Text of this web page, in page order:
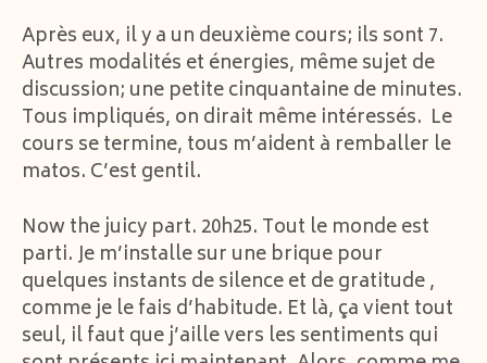
Après eux, il y a un deuxième cours; ils sont 7.
Autres modalités et énergies, même sujet de
discussion; une petite cinquantaine de minutes.
Tous impliqués, on dirait même intéressés. Le
cours se termine, tous m’aident à remballer le
matos. C’est gentil.
Now the juicy part. 20h25. Tout le monde est
parti. Je m’installe sur une brique pour
quelques instants de silence et de gratitude ,
comme je le fais d’habitude. Et là, ça vient tout
seul, il faut que j’aille vers les sentiments qui